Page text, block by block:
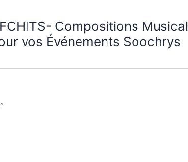
Compositions
vos Événements Soochrys